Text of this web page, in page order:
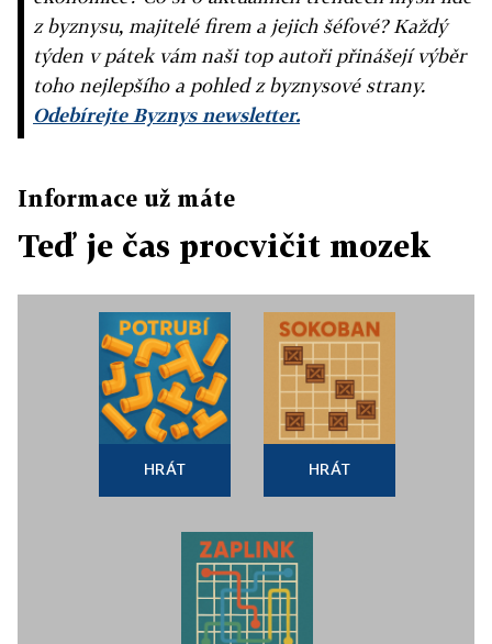
z byznysu, majitelé firem a jejich šéfové? Každý
týden v pátek vám naši top autoři přinášejí výběr
toho nejlepšího a pohled z byznysové strany.
Odebírejte Byznys newsletter.
Informace už máte
Teď je čas procvičit mozek
HRÁT HRÁT